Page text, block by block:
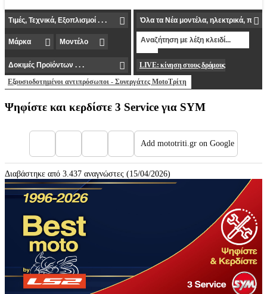
LIVE: κίνηση στους δρόμους
Εξουσιοδοτημένοι αντιπρόσωποι - Συνεργάτες MotoΤρίτη
Ψηφίστε και κερδίστε 3 Service για SYM
Add mototriti.gr on Google
Διαβάστηκε από 3.437 αναγνώστες (15/04/2026)